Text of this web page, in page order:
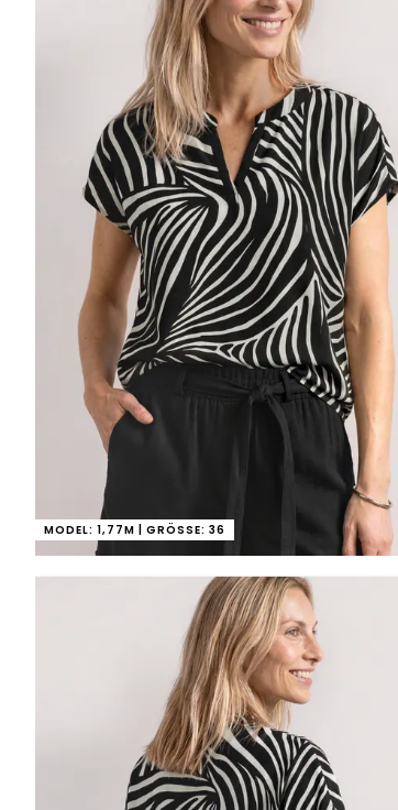
MODEL: 1,77M | GRÖSSE: 36